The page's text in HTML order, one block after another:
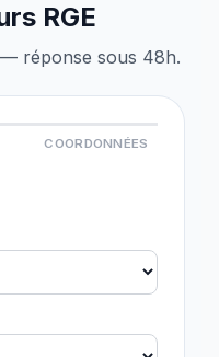
RGE
réponse sous 48h.
COORDONNÉES